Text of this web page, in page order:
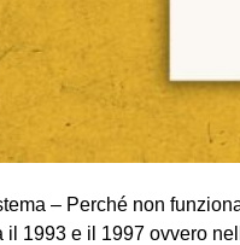
– Perché non
1993 e il 1997 ovvero